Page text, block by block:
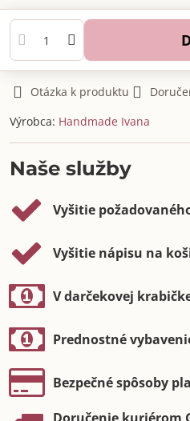
Otázka k produktu
Výrobca: Handmade Ivana
Naše služby
Vyšitie
Vyšitie nápisu na
V darčekovej
Prednostné
Bezpečné spôsoby